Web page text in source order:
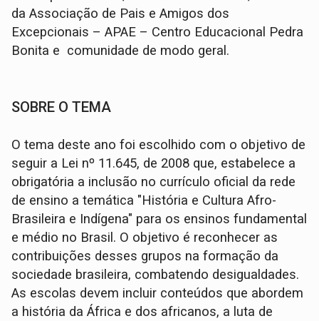
da Associação de Pais e Amigos dos
Excepcionais – APAE – Centro Educacional Pedra
Bonita e comunidade de modo geral.
SOBRE O TEMA
O tema deste ano foi escolhido com o objetivo de
seguir a Lei nº 11.645, de 2008 que, estabelece a
obrigatória a inclusão no currículo oficial da rede
de ensino a temática "História e Cultura Afro-
Brasileira e Indígena" para os ensinos fundamental
e médio no Brasil. O objetivo é reconhecer as
contribuições desses grupos na formação da
sociedade brasileira, combatendo desigualdades.
As escolas devem incluir conteúdos que abordem
a história da África e dos africanos, a luta de